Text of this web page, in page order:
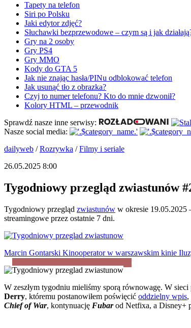
Tapety na telefon
Siri po Polsku
Jaki edytor zdjęć?
Słuchawki bezprzewodowe – czym są i jak
Gry na 2 osoby
Gry PS4
Gry MMO
Kody do GTA 5
Jak nie znając hasła/PINu odblokować telefon
Jak usunąć tło z obrazka?
Czyj to numer telefonu? Kto do mnie dzwonił?
Kolory HTML – przewodnik
Sprawdź nasze inne serwisy:
Nasze social media:
dailyweb /Rozrywka /Filmy i seriale
26.05.2025 8:00
Tygodniowy przegląd zwiastunów
Tygodniowy przegląd zwiastunów w okresie 19.05.2025
streamingowe przez ostatnie 7 dni.
Marcin Gontarski Kinooperator w warszawskim kinie
W zeszłym tygodniu mieliśmy sporą równowagę. W
Derry, któremu postanowiłem poświęcić oddzielny wpis,
Chief of War, kontynuację Fubar od Netfixa, a Disney+